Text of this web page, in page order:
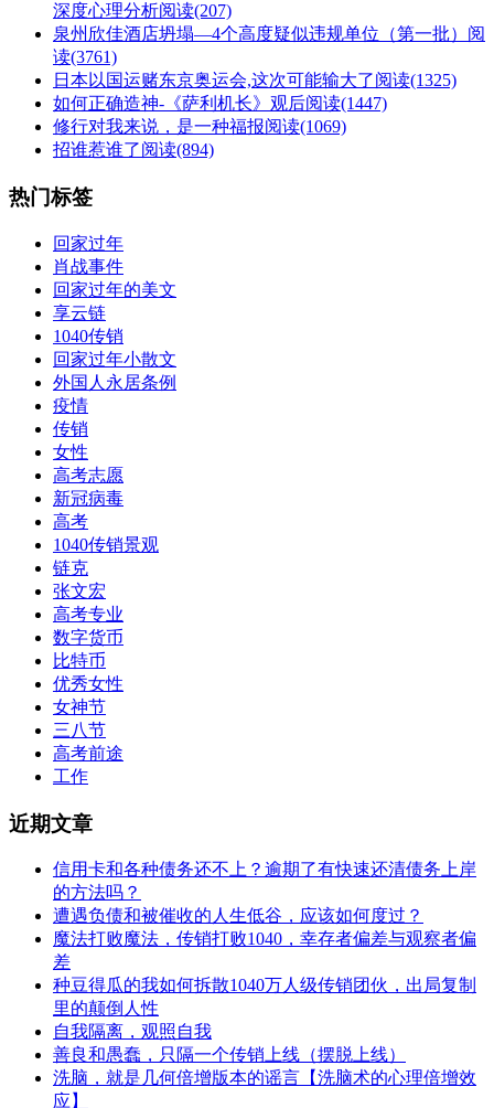
深度心理分析阅读(207)
泉州欣佳酒店坍塌—4个高度疑似违规单位（第一批） 阅
读(3761)
日本以国运赌东京奥运会,这次可能输大了阅读(1325)
如何正确造神-《萨利机长》观后阅读(1447)
修行对我来说，是一种福报阅读(1069)
招谁惹谁了阅读(894)
热门标签
回家过年
肖战事件
回家过年的美文
享云链
1040传销
回家过年小散文
外国人永居条例
疫情
传销
女性
高考志愿
新冠病毒
高考
1040传销景观
链克
张文宏
高考专业
数字货币
比特币
优秀女性
女神节
三八节
高考前途
工作
近期文章
信用卡和各种债务还不上？逾期了有快速还清债务上岸
的方法吗？
遭遇负债和被催收的人生低谷，应该如何度过？
魔法打败魔法，传销打败1040，幸存者偏差与观察者偏
差
种豆得瓜的我如何拆散1040万人级传销团伙，出局复制
里的颠倒人性
自我隔离，观照自我
善良和愚蠢，只隔一个传销上线（摆脱上线）
洗脑，就是几何倍增版本的谣言【洗脑术的心理倍增效
应】